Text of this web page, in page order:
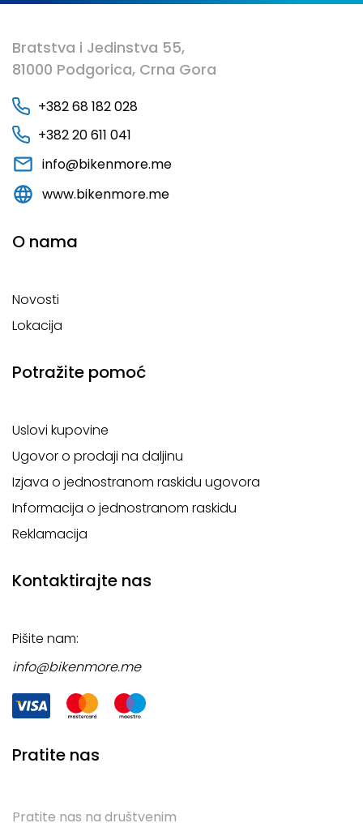
Bratstva i Jedinstva 55,
81000 Podgorica, Crna Gora
+382 68 182 028
+382 20 611 041
info@bikenmore.me
www.bikenmore.me
O nama
Novosti
Lokacija
Potražite pomoć
Uslovi kupovine
Ugovor o prodaji na daljinu
Izjava o jednostranom raskidu ugovora
Informacija o jednostranom raskidu
Reklamacija
Kontaktirajte nas
Pišite nam:
info@bikenmore.me
Pratite nas
Pratite nas na društvenim